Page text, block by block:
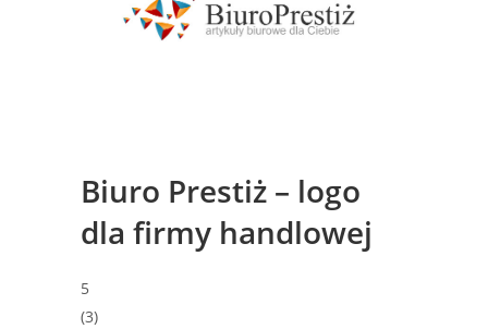
Biuro Prestiż – logo
dla firmy handlowej
5
(3)